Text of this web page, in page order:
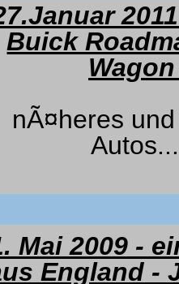
Buick
nÃ¤heres
Mai 2009 -
England -